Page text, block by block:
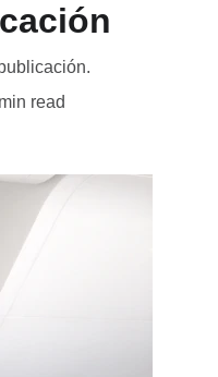
read